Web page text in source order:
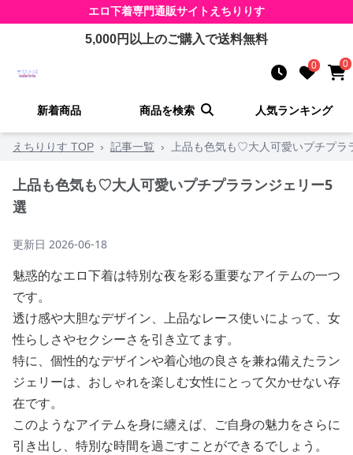
エロ下着専門通販サイト えちりりす
5,000円以上のご購入で送料無料
0 0
新着商品 商品を検索 人気ランキング
えちりりす TOP › 記事一覧 › 上品も色気も♡大人可愛いプチプラ
上品も色気も♡大人可愛いプチプラランジェリー5
選
更新日 2026-06-18
魅惑的なエロ下着は特別な夜を彩る重要なアイテムの一つ
です。
透け感や大胆なデザイン、上品なレース使いによって、女
性らしさやセクシーさを引き立てます。
特に、個性的なデザインや着心地の良さを兼ね備えたラン
ジェリーは、おしゃれを楽しむ女性にとって欠かせない存
在です。
このようなアイテムを身に纏えば、ご自身の魅力をさらに
引き出し、特別な時間を過ごすことができるでしょう。